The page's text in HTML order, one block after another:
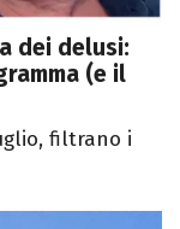
dei delusi:
(e il
filtrano i